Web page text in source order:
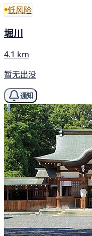
低风险
堀川
4.1 km
暂无出没
通知